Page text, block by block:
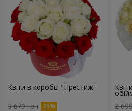
Квіти в коробці "Престиж"
3 679 грн
2